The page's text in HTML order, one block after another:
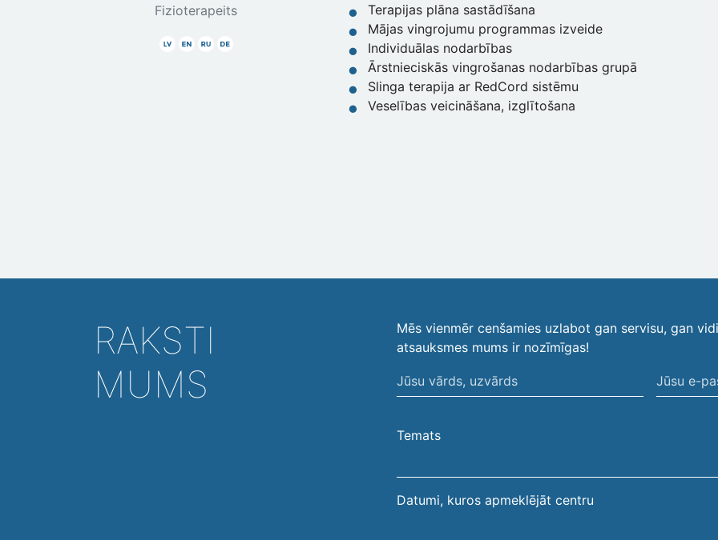
Fizioterapeits
Latviski
Angliski
Krieviski
Vāciski
Terapijas plāna sastādīšana
Mājas vingrojumu programmas izveide
Individuālas nodarbības
Ārstnieciskās vingrošanas nodarbības grupā
Slinga terapija ar RedCord sistēmu
Veselības veicināšana, izglītošana
RAKSTI
MUMS
Mēs vienmēr cenšamies uzlabot gan servisu, gan
atsauksmes mums ir nozīmīgas!
Jūsu
vārds,
Jūsu
e-
Temats
Datumi, kuros apmeklējāt centru